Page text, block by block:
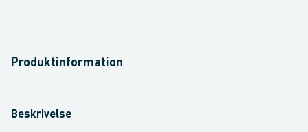
Produktinformation
Beskrivelse